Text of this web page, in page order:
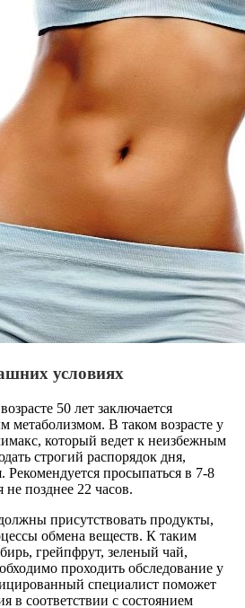
условиях
50 лет заключается
метаболизмом. В таком возрасте у
который ведет к неизбежным
строгий распорядок дня,
просыпаться в 7-8
не позднее 22 часов.
присутствовать продукты,
обмена веществ. К таким
грейпфрут, зеленый чай,
проходить обследование у
специалист поможет
в соответствии с состоянием